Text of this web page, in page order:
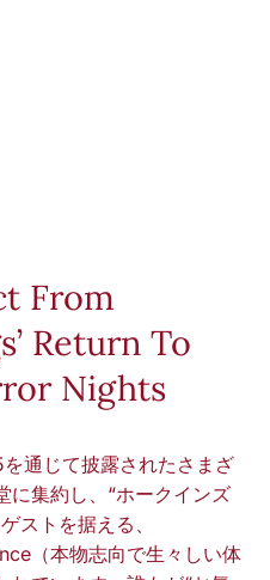
From
Return To
Nights
通じて披露されたさまざ
に集約し、“ホークインズ
ストを据える、
（本物志向で生々しい体